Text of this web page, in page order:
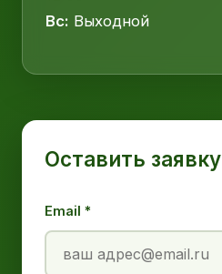
Вс: Выходной
Оставить заявку
Email *